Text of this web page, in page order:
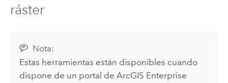
ráster
Nota:
Estas herramientas están disponibles cuando
dispone de un portal deArcGIS Enterprise